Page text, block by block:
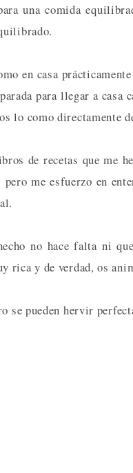
una comida
en casa
para llegar a casa
lo como directamente
de recetas que me
me esfuerzo en
no hace falta ni
rica y de verdad, os
pueden hervir